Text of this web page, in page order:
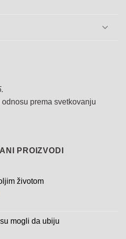
prema svetkovanju
PROIZVODI
životom
mogli da ubiju